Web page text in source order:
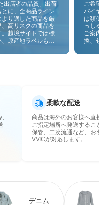
出店者の品質、出荷
に、全商品ライン
り適した商品を厳
高リスクの商品を
越境サイトでは標
原産地ラベルも貼
ます。
ご希
バイ
は類
っし
ご案
換、
にも
柔軟な配送
商品は海外のお客様へ直
ご指定場所へ発送するこ
保管、二次流通など、お
VVICが対応します。
デニム